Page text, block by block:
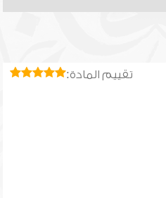
تقييم المادة: